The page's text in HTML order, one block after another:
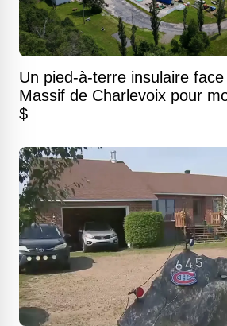
Un pied-à-terre insulaire
Massif de Charlevoix pour
$